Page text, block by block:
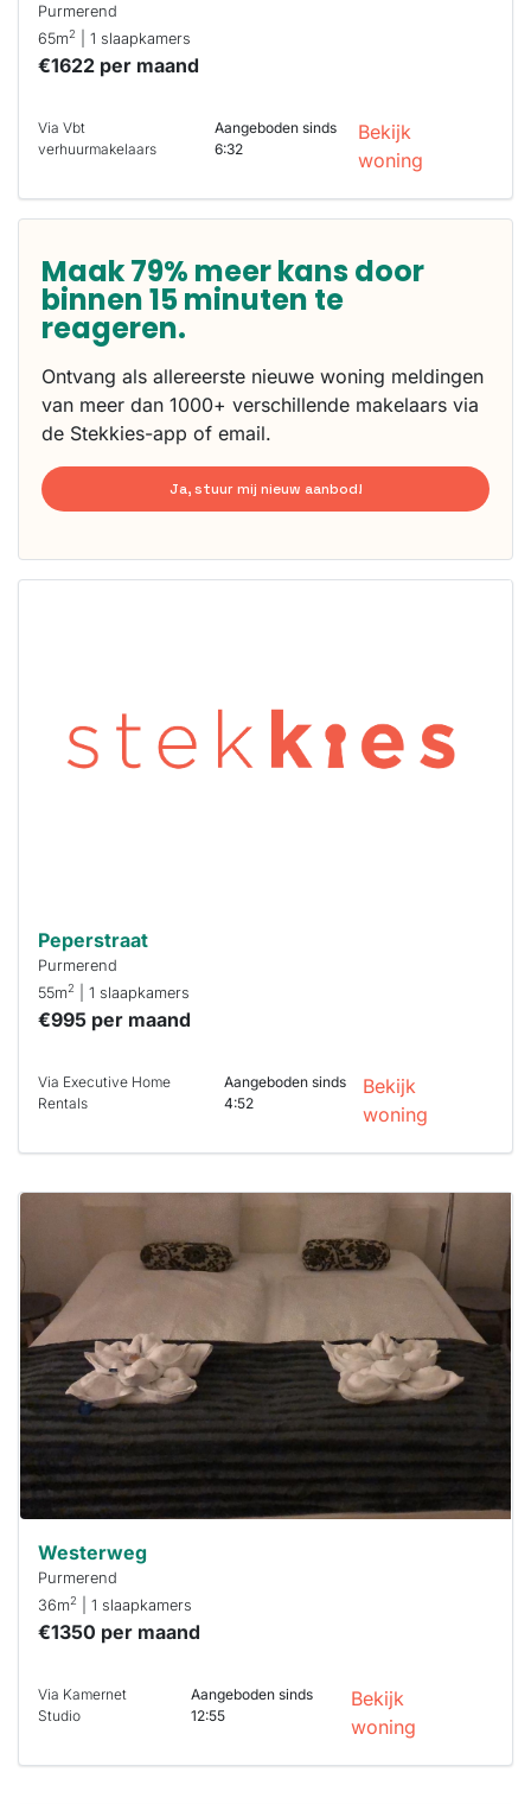
Purmerend
65m2 | 1 slaapkamers
€1622 per maand
Via Vbt
verhuurmakelaars
Aangeboden sinds
6:32
Bekijk
woning
Maak 79% meer kans door
binnen 15 minuten te
reageren.
Ontvang als allereerste nieuwe woning meldingen
van meer dan 1000+ verschillende makelaars via
de Stekkies-app of email.
Ja, stuur mij nieuw aanbod!
binnen 15
minuten
reageren.
Stekkies helpt
Peperstraat
Purmerend
55m2 | 1 slaapkamers
€995 per maand
Via Executive Home
Rentals
Aangeboden sinds
4:52
Bekijk
woning
waarschijnlijk
al verhuurd
minuten
reageren.
Stekkies helpt
je hierbij!
Westerweg
Purmerend
36m2 | 1 slaapkamers
€1350 per maand
Via Kamernet
Studio
Aangeboden sinds
12:55
Bekijk
woning